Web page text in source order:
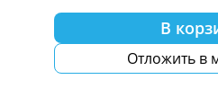
В
Отложить в